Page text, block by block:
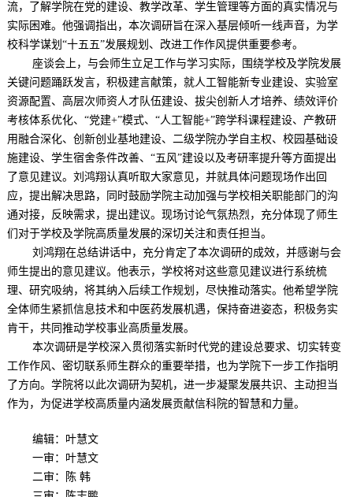
流，
了解学院在党的建设、教学改革、学生管理等方面的真实情况与
实际困难。他强调指出，本次调研旨在深入基层倾听一线声音，为学
校科学谋划 “十五五”发展规划 、改进工作作风提供重要参考。
座谈会上，与会师生立足工作与学习实际，围绕学校及学院发展
关键问题踊跃发言， 积极建言献策 ，就人工智能新专业建设、实验室
资源配置、高层次师资人才队伍建设、拔尖创新人才培养、 绩效评价
考核体系优化、 “党建+”模式、“人工智能+”跨学科课程建设、产教研
用 融合深化、创新创业基地建设、二级学院办学自主权、校园基础设
施建设、学生宿舍条件改善、 “五风”建设以及考研率提升等方面提出
了意见建议。刘鸿翔认真听取大家意见，并就具体问题现场作出回
应，提出解决思路，同时鼓励学院主动加强与学校相关职能部门的沟
通对接， 反映需求，提出建议。现场讨论气氛热烈，充分体现了师生
们对于学校及学院高质量发展的深切关注和责任担当。
刘鸿翔在总结讲话中， 充分肯定了本次调研的成效，并感谢与会
师生提出的意见建议。他表示，学校将对这些意见建议进行系统梳
理、研究吸纳，将其纳入后续工作规划，尽快推动落实。他希望学院
全体师生紧抓信息技术和中医药发展机遇，保持奋进姿态，积极务实
肯干，共同推动学校事业高质量发展。
本次调研是学校深入贯彻落实新时代党的建设总要求、切实转变
工作作风、密切联系师生群众的重要举措， 也为学院下一步工作指明
了方向。学院将以此次调研为契机，进一步凝聚发展共识、 主动担当
作为，为促进学校高质量内涵发展贡献信科院的智慧和 力量。
编辑：叶慧文
一审：叶慧文
二审：陈 韩